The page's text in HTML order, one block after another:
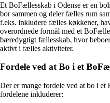
Et BoFællesskab i Odense er en
bor sammen og deler fælles rum
f.eks. inkludere fælles køkkener,
overordnede formål med et
bæredygtigt fællesskab, hvor
aktivt i fælles aktiviteter.
Fordele ved at Bo i et
Der er mange fordele ved at bo i
fordelene inkluderer: